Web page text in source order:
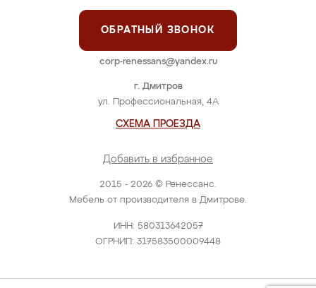
2015 - 2026 © Ренессанс.
Мебель от производителя в Дмитрове.
ИНН: 580313642057
ОГРНИП: 317583500009448
г. Дмитров
ул. Профессиональная, 4А
СХЕМА ПРОЕЗДА
Добавить в избранное
ОБРАТНЫЙ ЗВОНОК
corp-renessans@yandex.ru